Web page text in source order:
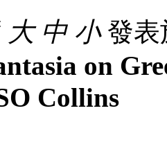
大 中 小發表
on
Collins